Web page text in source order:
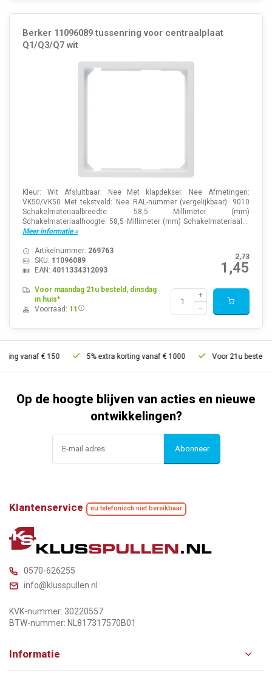
Berker 11096089 tussenring voor centraalplaat
Q1/Q3/Q7 wit
Kleur: Wit Afsluitbaar: Nee Met klapdeksel: Nee Afmetingen:
VK50/VK50 Met tekstveld: Nee RAL-nummer (vergelijkbaar): 9010
Schakelmateriaalbreedte: 58,5 Millimeter (mm)
Schakelmateriaalhoogte: 58,5 Millimeter (mm) Schakelmateriaal...
Meer informatie »
2,73
1,45
Artikelnummer: 269763
SKU: 11096089
EAN: 4011334312093
Voor maandag 21u besteld, dinsdag
in huis*
Voorraad: 11
€ 150 5% extra korting vanaf € 1000 Voor 21u besteld,
Op de hoogte blijven van acties en nieuwe
ontwikkelingen?
Abonneer
Klantenservice nu telefonisch niet bereikbaar
0570-626255
info@klusspullen.nl
KVK-nummer: 30220557
BTW-nummer: NL817317570B01
Informatie